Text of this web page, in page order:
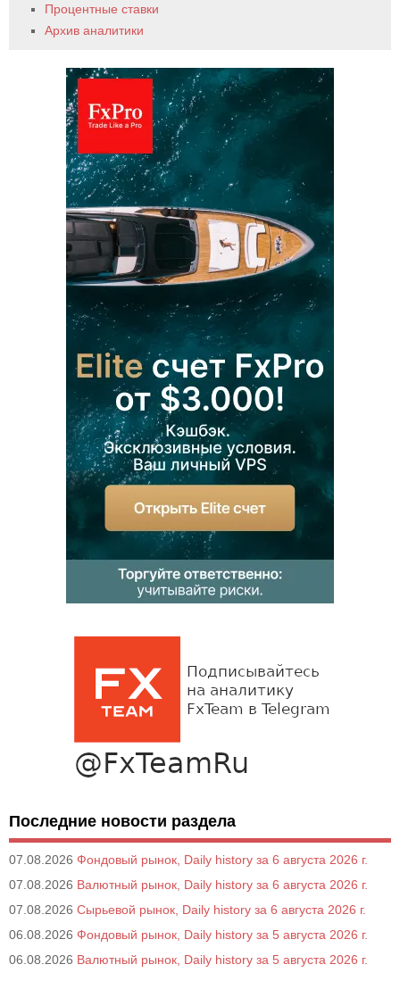
Процентные ставки
Архив аналитики
Последние новости раздела
07.08.2026 Фондовый рынок, Daily history за 6 августа 2026 г.
07.08.2026 Валютный рынок, Daily history за 6 августа 2026 г.
07.08.2026 Сырьевой рынок, Daily history за 6 августа 2026 г.
06.08.2026 Фондовый рынок, Daily history за 5 августа 2026 г.
06.08.2026 Валютный рынок, Daily history за 5 августа 2026 г.